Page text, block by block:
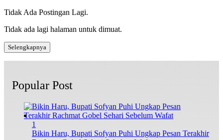
Tidak Ada Postingan Lagi.
Tidak ada lagi halaman untuk dimuat.
Selengkapnya
Popular Post
1
Bikin Haru, Bupati Sofyan Puhi Ungkap Pesan Terakhir